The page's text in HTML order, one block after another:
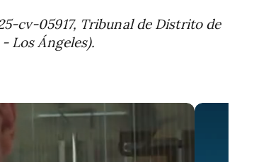
cv-05917, Tribunal de Distrito de
Los Ángeles).